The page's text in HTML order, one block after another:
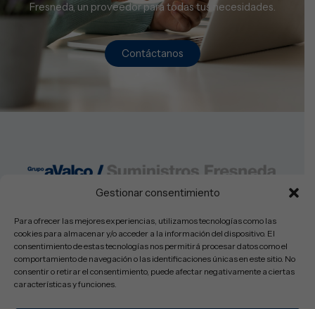
Gestionar consentimiento
Para ofrecer las mejores experiencias, utilizamos tecnologías como las
cookies para almacenar y/o acceder a la información del dispositivo. El
consentimiento de estas tecnologías nos permitirá procesar datos como el
comportamiento de navegación o las identificaciones únicas en este sitio. No
consentir o retirar el consentimiento, puede afectar negativamente a ciertas
características y funciones.
Fresneda, un proveedor para todas tus necesidades.
Contáctanos
Lunes a Viernes: 08:30-14:00h y 16:00-19:30
© Copyright 2025 Suministros Fresneda SL – Todos los derechos
reservados.